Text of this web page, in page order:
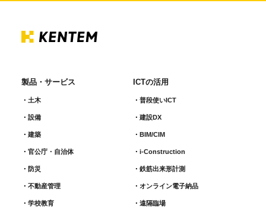
製品・サービス
土木
設備
建築
官公庁・自治体
防災
不動産管理
学校教育
ICTの活用
普段使いICT
建設DX
BIM/CIM
i-Construction
鉄筋出来形計測​
オンライン電子納品
遠隔臨場